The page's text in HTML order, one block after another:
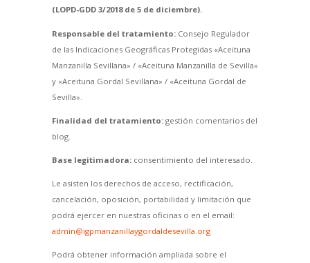
(LOPD-GDD 3/2018 de 5 de diciembre).
Responsable del tratamiento:Consejo Regulador
de las Indicaciones Geográficas Protegidas «Aceituna
Manzanilla Sevillana» / «Aceituna Manzanilla de Sevilla»
y «Aceituna Gordal Sevillana» / «Aceituna Gordal de
Sevilla».
Finalidad del tratamiento:gestión comentarios del
blog.
Base legitimadora:consentimiento del interesado.
Le asisten los derechos de acceso, rectificación,
cancelación, oposición, portabilidad y limitación que
podrá ejercer en nuestras oficinas o en el email:
admin@igpmanzanillaygordaldesevilla.org
Podrá obtener información ampliada sobre el